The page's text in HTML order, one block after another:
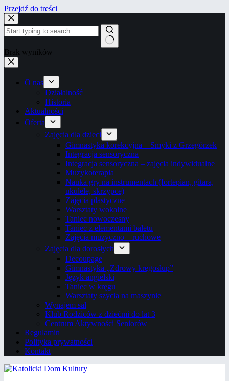
Przejdź do treści
Brak wyników
O nas
Działalność
Historia
Aktualności
Oferta
Zajęcia dla dzieci
Gimnastyka korekcyjna – Smyki z Grzegórzek
Integracja sensoryczna
Integracja sensoryczna – zajęcia indywidualne
Muzykoterapia
Nauka gry na instrumentach (fortepian, gitara,
ukulele, skrzypce)
Zajęcia plastyczne
Warsztaty wokalne
Taniec nowoczesny
Taniec z elementami baletu
Zajęcia muzyczno – ruchowe
Zajęcia dla dorosłych
Decoupage
Gimnastyka „Zdrowy kręgosłup”
Język angielski
Taniec w kręgu
Warsztaty szycia na maszynie
Wynajem sal
Klub Rodziców z dziećmi do lat 3
Centrum Aktywności Seniorów
Regulamin
Polityka prywatności
Kontakt